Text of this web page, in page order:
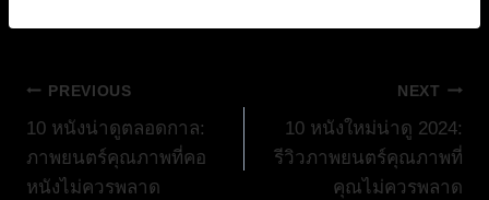
แนะแนว
เรื่อง
PREVIOUS
10 หนังน่าดูตลอดกาล:
ภาพยนตร์คุณภาพที่คอ
หนังไม่ควรพลาด
NEXT
10 หนังใหม่น่าดู 2024:
รีวิวภาพยนตร์คุณภาพที่
คุณไม่ควรพลาด